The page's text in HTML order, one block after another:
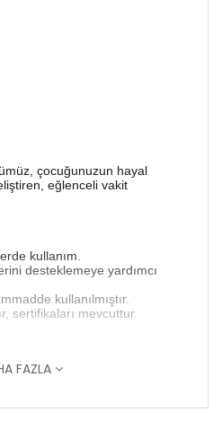
çocuğunuzun hayal
eğlenceli vakit
kullanım.
desteklemeye yardımcı
kullanılmıştır.
sertifikaları mevcuttur.
FAZLA